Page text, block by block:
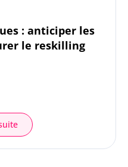
: anticiper les
le reskilling